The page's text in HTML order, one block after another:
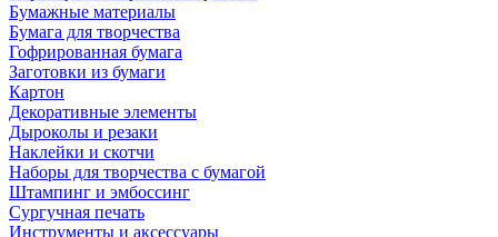
Бумажные материалы
Бумага для творчества
Гофрированная бумага
Заготовки из бумаги
Картон
Декоративные элементы
Дыроколы и резаки
Наклейки и скотчи
Наборы для творчества с бумагой
Штампинг и эмбоссинг
Сургучная печать
Инструменты и аксессуары